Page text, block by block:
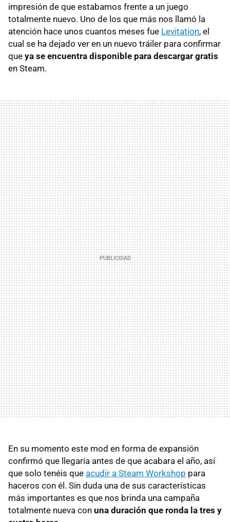
impresión de que estabamos frente a un juego
totalmente nuevo. Uno de los que más nos llamó la
atención hace unos cuantos meses fue Levitation, el
cual se ha dejado ver en un nuevo tráiler para confirmar
que ya se encuentra disponible para descargar gratis
en Steam.
En su momento este mod en forma de expansión
confirmó que llegaría antes de que acabara el año, así
que solo tenéis que acudir a Steam Workshop para
haceros con él. Sin duda una de sus características
más importantes es que nos brinda una campaña
totalmente nueva con una duración que ronda la tres y